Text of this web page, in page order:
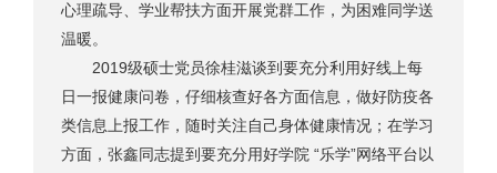
心理疏导、学业帮扶方面开展党群工作，为困难同学送
温暖。
2019级硕士党员徐桂滋谈到要充分利用好线上每
日一报健康问卷，仔细核查好各方面信息，做好防疫各
类信息上报工作，随时关注自己身体健康情况；在学习
方面，张鑫同志提到要充分用好学院 “乐学”网络平台以